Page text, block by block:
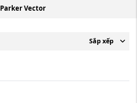
Parker Vector
Sắp xếp